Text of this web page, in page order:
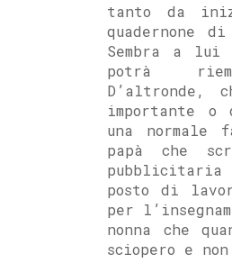
tanto da
quadernone
Sembra a lui
potrà
D’altronde,
importante
una normale
papà che
posto di
per
nonna che
sciopero e